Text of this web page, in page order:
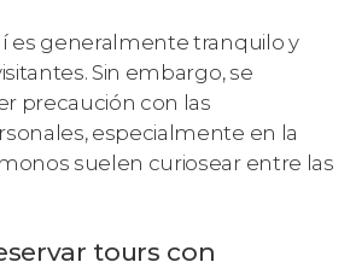
es generalmente tranquilo y
Sin embargo, se
precaución con las
especialmente en la
suelen curiosear entre las
tours con